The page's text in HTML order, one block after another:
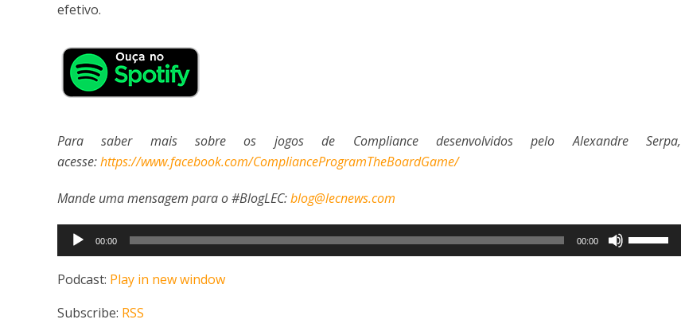
efetivo.
Para saber mais sobre os jogos de Compliance desenvolvidos pelo Alexandre Serpa,
acesse:https://www.facebook.com/ComplianceProgramTheBoardGame/
Mande uma mensagem para o #BlogLEC:blog@lecnews.com
Tocador
de
áudio
00:00 00:00
as
Podcast: Play in new window
Subscribe: RSS